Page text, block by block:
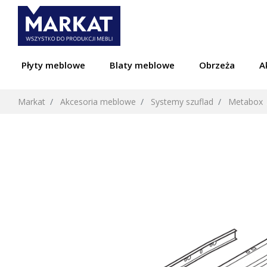
Płyty meblowe Blaty meblowe Obrzeża
Markat Akcesoria meblowe Systemy szuflad Metabox